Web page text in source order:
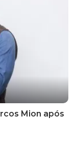
Mion após